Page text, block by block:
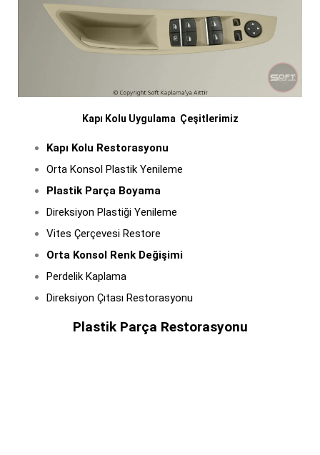
Kapı Kolu Uygulama Çeşitlerimiz
Kapı Kolu Restorasyonu
Orta Konsol Plastik Yenileme
Plastik Parça Boyama
Direksiyon Plastiği Yenileme
Vites Çerçevesi Restore
Orta Konsol Renk Değişimi
Perdelik Kaplama
Direksiyon Çıtası Restorasyonu
Plastik Parça Restorasyonu